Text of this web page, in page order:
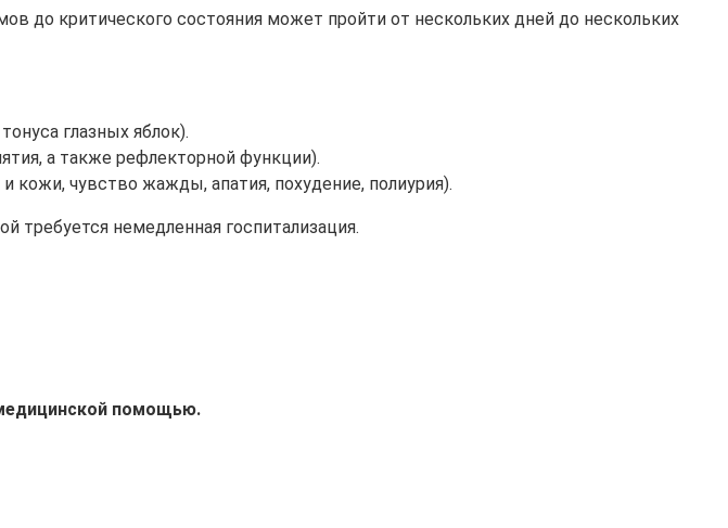
до критического состояния может пройти от нескольких дней до нескольких
глазных яблок).
а также рефлекторной функции).
кожи, чувство жажды, апатия, похудение, полиурия).
требуется немедленная госпитализация.
помощью.